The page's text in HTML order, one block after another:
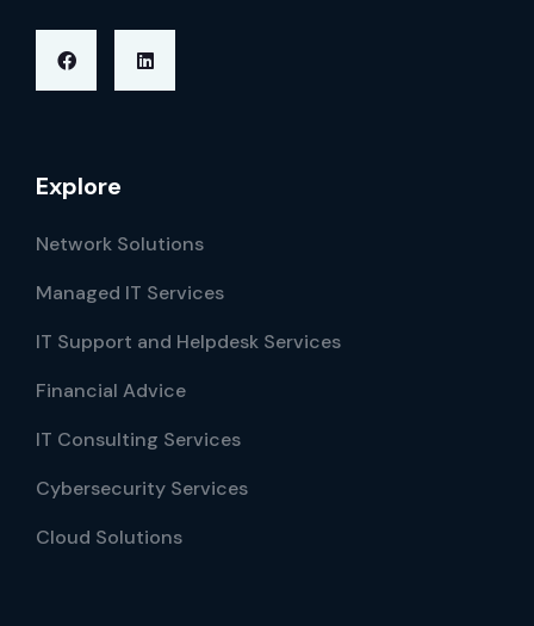
Explore
Network Solutions
Managed IT Services
IT Support and Helpdesk Services
Financial Advice
IT Consulting Services
Cybersecurity Services
Cloud Solutions